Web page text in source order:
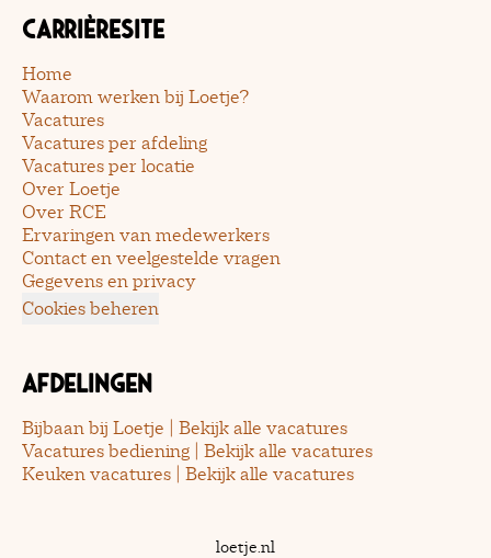
Carrièresite
Home
Waarom werken bij Loetje?
Vacatures
Vacatures per afdeling
Vacatures per locatie
Over Loetje
Over RCE
Ervaringen van medewerkers
Contact en veelgestelde vragen
Gegevens en privacy
Cookies beheren
Afdelingen
Bijbaan bij Loetje | Bekijk alle vacatures
Vacatures bediening | Bekijk alle vacatures
Keuken vacatures | Bekijk alle vacatures
loetje.nl